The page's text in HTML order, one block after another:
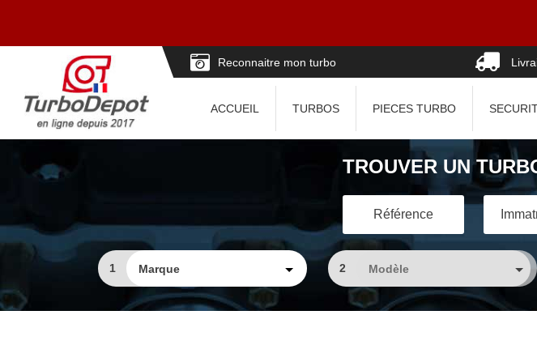
Reconnaitre mon turbo
ACCUEIL TURBOS PIECES TURBO
TROUVER UN
Référence
1 2